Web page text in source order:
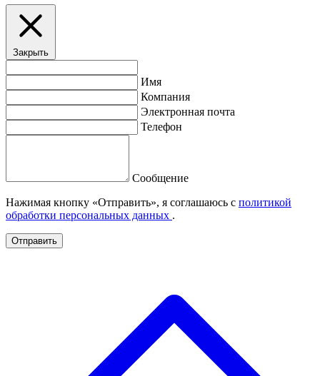
Закрыть
Имя
Компания
Электронная почта
Телефон
Сообщение
Нажимая кнопку «Отправить», я соглашаюсь с политикой
обработки персональных данных .
Отправить